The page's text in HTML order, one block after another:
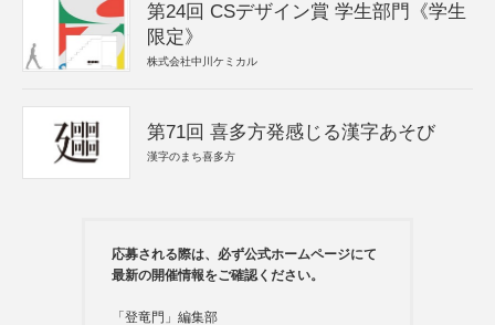
第24回 CSデザイン賞 学生部門《学生
限定》
株式会社中川ケミカル
第71回 喜多方発感じる漢字あそび
漢字のまち喜多方
応募される際は、必ず公式ホームページにて
最新の開催情報をご確認ください。
「登竜門」編集部